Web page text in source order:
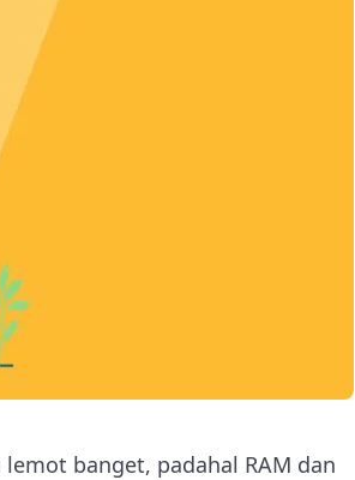
banget, padahal RAM dan